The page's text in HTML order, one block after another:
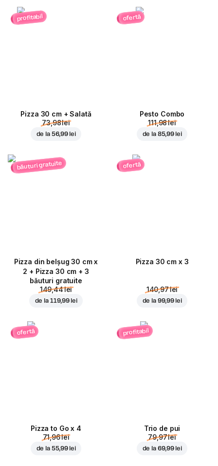
profitabil
Pizza 30 cm + Salată
73,98 lei
de la 56,99 lei
ofertă
Pesto Combo
111,98 lei
de la 85,99 lei
băuturi gratuite
Pizza din belșug 30 cm x
2 + Pizza 30 cm + 3
băuturi gratuite
149,44 lei
de la 119,99 lei
ofertă
Pizza 30 cm x 3
140,97 lei
de la 99,99 lei
ofertă
Pizza to Go x 4
71,96 lei
de la 55,99 lei
profitabil
Trio de pui
79,97 lei
de la 69,99 lei